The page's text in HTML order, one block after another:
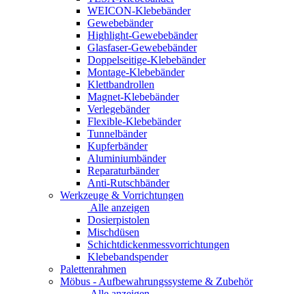
WEICON-Klebebänder
Gewebebänder
Highlight-Gewebebänder
Glasfaser-Gewebebänder
Doppelseitige-Klebebänder
Montage-Klebebänder
Klettbandrollen
Magnet-Klebebänder
Verlegebänder
Flexible-Klebebänder
Tunnelbänder
Kupferbänder
Aluminiumbänder
Reparaturbänder
Anti-Rutschbänder
Werkzeuge & Vorrichtungen
Alle anzeigen
Dosierpistolen
Mischdüsen
Schichtdickenmessvorrichtungen
Klebebandspender
Palettenrahmen
Möbus - Aufbewahrungssysteme & Zubehör